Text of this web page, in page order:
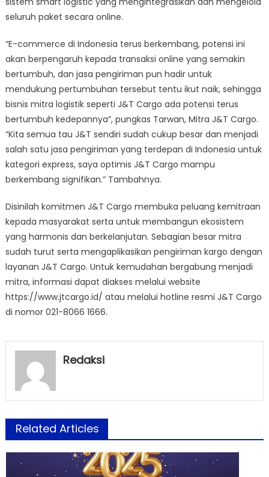
seluruh paket secara online.
“E-commerce di Indonesia terus berkembang, potensi ini
akan berpengaruh kepada transaksi online yang semakin
bertumbuh, dan jasa pengiriman pun hadir untuk
mendukung pertumbuhan tersebut tentu ikut naik, sehingga
bisnis mitra logistik seperti J&T Cargo ada potensi terus
bertumbuh kedepannya”, pungkas Tarwan, Mitra J&T Cargo.
“Kita semua tau J&T sendiri sudah cukup besar dan menjadi
salah satu jasa pengiriman yang terdepan di Indonesia untuk
kategori express, saya optimis J&T Cargo mampu
berkembang signifikan.” Tambahnya.
Disinilah komitmen J&T Cargo membuka peluang kemitraan
kepada masyarakat serta untuk membangun ekosistem
yang harmonis dan berkelanjutan. Sebagian besar mitra
sudah turut serta mengaplikasikan pengiriman kargo dengan
layanan J&T Cargo. Untuk kemudahan bergabung menjadi
mitra, informasi dapat diakses melalui website
https://www.jtcargo.id/ atau melalui hotline resmi J&T Cargo
di nomor 021-8066 1666.
Redaksi
Related Articles